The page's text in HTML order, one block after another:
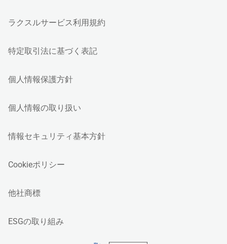
ラクスルサービス利用規約
特定取引法に基づく表記
個人情報保護方針
個人情報の取り扱い
情報セキュリティ基本方針
Cookieポリシー
他社商標
ESGの取り組み